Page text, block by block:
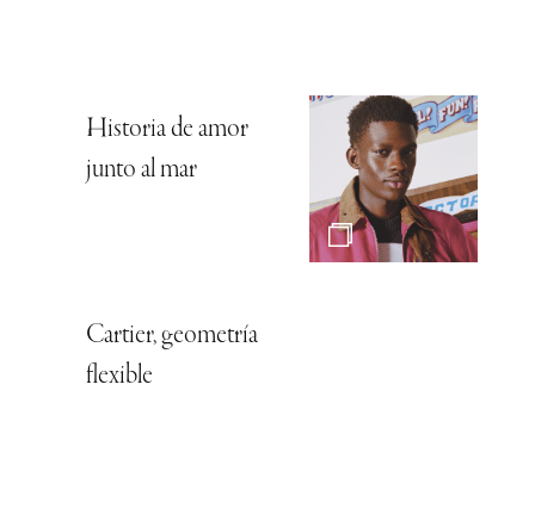
Historia de amor
junto al mar
Cartier, geometría
flexible